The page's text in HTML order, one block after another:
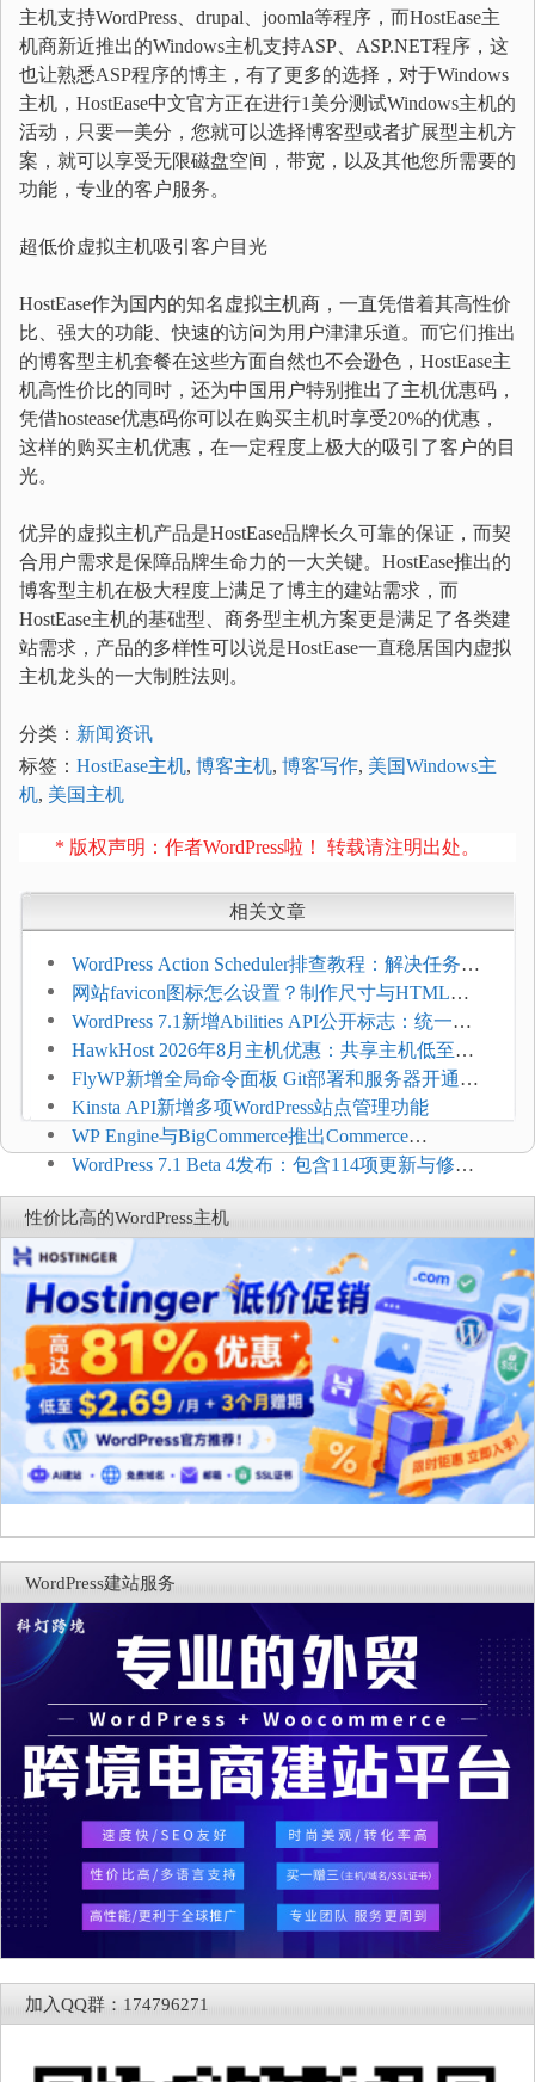
主机支持WordPress、drupal、joomla等程序，而HostEase主
机商新近推出的Windows主机支持ASP、ASP.NET程序，这
也让熟悉ASP程序的博主，有了更多的选择，对于Windows
主机，HostEase中文官方正在进行1美分测试Windows主机的
活动，只要一美分，您就可以选择博客型或者扩展型主机方
案，就可以享受无限磁盘空间，带宽，以及其他您所需要的
功能，专业的客户服务。
超低价虚拟主机吸引客户目光
HostEase作为国内的知名虚拟主机商，一直凭借着其高性价
比、强大的功能、快速的访问为用户津津乐道。而它们推出
的博客型主机套餐在这些方面自然也不会逊色，HostEase主
机高性价比的同时，还为中国用户特别推出了主机优惠码，
凭借hostease优惠码你可以在购买主机时享受20%的优惠，
这样的购买主机优惠，在一定程度上极大的吸引了客户的目
光。
优异的虚拟主机产品是HostEase品牌长久可靠的保证，而契
合用户需求是保障品牌生命力的一大关键。HostEase推出的
博客型主机在极大程度上满足了博主的建站需求，而
HostEase主机的基础型、商务型主机方案更是满足了各类建
站需求，产品的多样性可以说是HostEase一直稳居国内虚拟
主机龙头的一大制胜法则。
分类： 新闻资讯
标签： HostEase主机, 博客主机, 博客写作, 美国Windows主
机, 美国主机
* 版权声明：作者WordPress啦！ 转载请注明出处。
相关文章
WordPress Action Scheduler排查教程：解决任务积
压和订单延迟
网站favicon图标怎么设置？制作尺寸与HTML添
加方法
WordPress 7.1新增Abilities API公开标志：统一支
持REST API、MCP与AI代理
HawkHost 2026年8月主机优惠：共享主机低至
$2.61/月，高性能主机同步折扣
FlyWP新增全局命令面板 Git部署和服务器开通更
方便
Kinsta API新增多项WordPress站点管理功能
WP Engine与BigCommerce推出Commerce
Connect：WordPress商店可保留前台体验并扩展电
商能力
WordPress 7.1 Beta 4发布：包含114项更新与修
复，仅建议在测试环境体验
性价比高的WordPress主机
WordPress建站服务
加入QQ群：174796271